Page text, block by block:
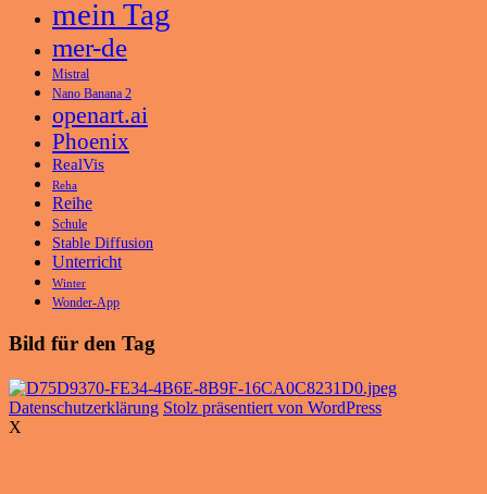
mein Tag
mer-de
Mistral
Nano Banana 2
openart.ai
Phoenix
RealVis
Reha
Reihe
Schule
Stable Diffusion
Unterricht
Winter
Wonder-App
Bild für den Tag
Datenschutzerklärung Stolz präsentiert von WordPress
X